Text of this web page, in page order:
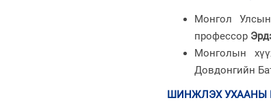
Монгол
профессор
Монголын
Довдонгийн
ШИНЖЛЭХ УХААНЫ